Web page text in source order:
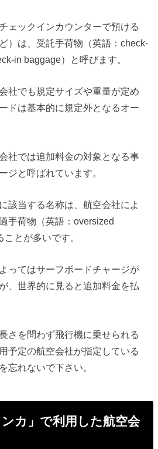
ェックインカウンターで預ける
）は、受託手荷物（英語：check-
in baggage）と呼びます。
社でも規定サイズや重量が定め
ドは基本的に規定外となるオー
社では追加料金の対象となる事
ジと呼ばれています。
該当する名称は、航空会社によ
手荷物（英語：oversized
とが多いです。
ってはサーフボードチャージが
、世界的に見ると追加料金を払
さを問わず飛行機に乗せられる
予定の航空会社が指定している
忘れないで下さい。
ンカ」で利用した航空会